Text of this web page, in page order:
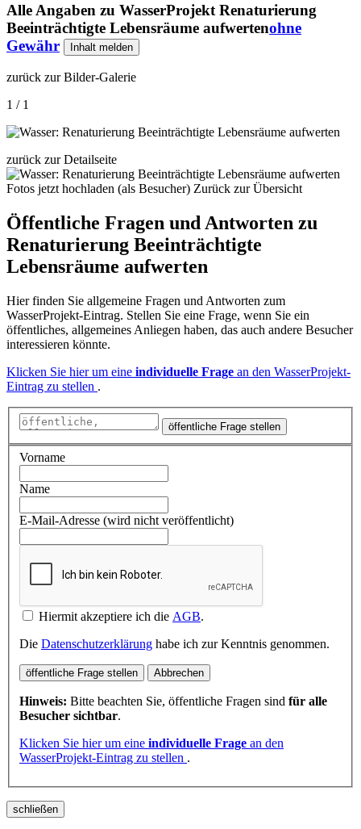
Alle Angaben zu WasserProjekt Renaturierung
Beeinträchtigte Lebensräume aufwertenohne
Gewähr
Inhalt melden
zurück zur Bilder-Galerie
1 / 1
zurück zur Detailseite
Fotos jetzt hochladen (als Besucher) Zurück zur Übersicht
Öffentliche Fragen und Antworten zu
Renaturierung Beeinträchtigte
Lebensräume aufwerten
Hier finden Sie allgemeine Fragen und Antworten zum
WasserProjekt-Eintrag. Stellen Sie eine Frage, wenn Sie ein
öffentliches, allgemeines Anliegen haben, das auch andere Besucher
interessieren könnte.
Klicken Sie hier um eine individuelle Frage an den WasserProjekt-
Eintrag zu stellen .
öffentliche Frage stellen
Vorname
Name
E-Mail-Adresse (wird nicht veröffentlicht)
Hiermit akzeptiere ich die AGB.
Die Datenschutzerklärung habe ich zur Kenntnis genommen.
öffentliche Frage stellen Abbrechen
Hinweis: Bitte beachten Sie, öffentliche Fragen sind für alle
Besucher sichtbar.
Klicken Sie hier um eine individuelle Frage an den
WasserProjekt-Eintrag zu stellen .
schließen